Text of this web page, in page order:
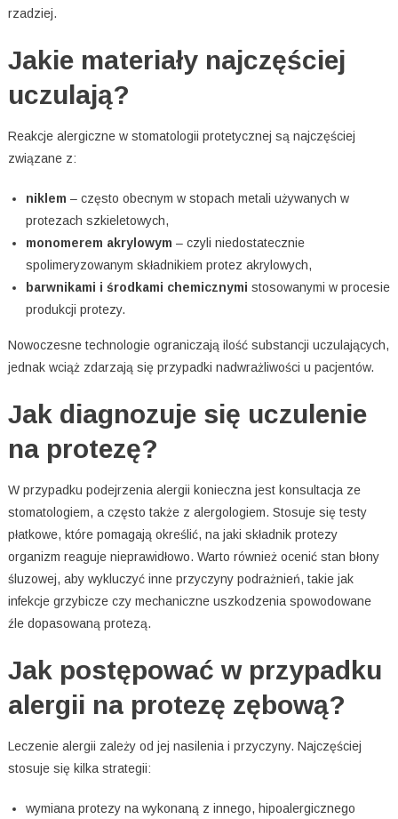
rzadziej.
Jakie materiały najczęściej
uczulają?
Reakcje alergiczne w stomatologii protetycznej są najczęściej
związane z:
niklem – często obecnym w stopach metali używanych w
protezach szkieletowych,
monomerem akrylowym – czyli niedostatecznie
spolimeryzowanym składnikiem protez akrylowych,
barwnikami i środkami chemicznymi stosowanymi w procesie
produkcji protezy.
Nowoczesne technologie ograniczają ilość substancji uczulających,
jednak wciąż zdarzają się przypadki nadwrażliwości u pacjentów.
Jak diagnozuje się uczulenie
na protezę?
W przypadku podejrzenia alergii konieczna jest konsultacja ze
stomatologiem, a często także z alergologiem. Stosuje się testy
płatkowe, które pomagają określić, na jaki składnik protezy
organizm reaguje nieprawidłowo. Warto również ocenić stan błony
śluzowej, aby wykluczyć inne przyczyny podrażnień, takie jak
infekcje grzybicze czy mechaniczne uszkodzenia spowodowane
źle dopasowaną protezą.
Jak postępować w przypadku
alergii na protezę zębową?
Leczenie alergii zależy od jej nasilenia i przyczyny. Najczęściej
stosuje się kilka strategii:
wymiana protezy na wykonaną z innego, hipoalergicznego